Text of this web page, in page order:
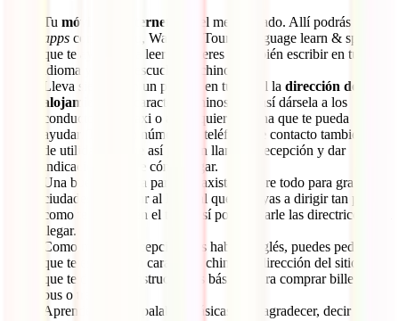
Tu móvil con internet
será el mejor aliado. Allí podrás tener
apps como Baidu, Waygo o Tourist language learn & speak
que te ayudarán a leer caracteres y también escribir en tu
idioma y que se escuche en chino.
Lleva siempre en un papel o en tu móvil la dirección de tu
alojamiento
en caracteres chinos para así dársela a los
conductores de taxi o a cualquier persona que te pueda
ayudar. Tener un número de teléfono de contacto también será
de utilidad porque así pueden llamar a recepción y dar
indicaciones sobre cómo llegar.
Una buena técnica para los taxistas, sobre todo para grandes
ciudades, es llamar al lugar al que te vayas a dirigir tan pronto
como te montes en el taxi. Así podrán darle las directrices para
llegar.
Como muchos recepcionistas hablan inglés, puedes pedirles
que te escriban en caracteres chinos la dirección del sitio al
que te diriges o instrucciones básicas para comprar billetes de
bus o tren.
Aprende algunas palabras básicas para agradecer, decir